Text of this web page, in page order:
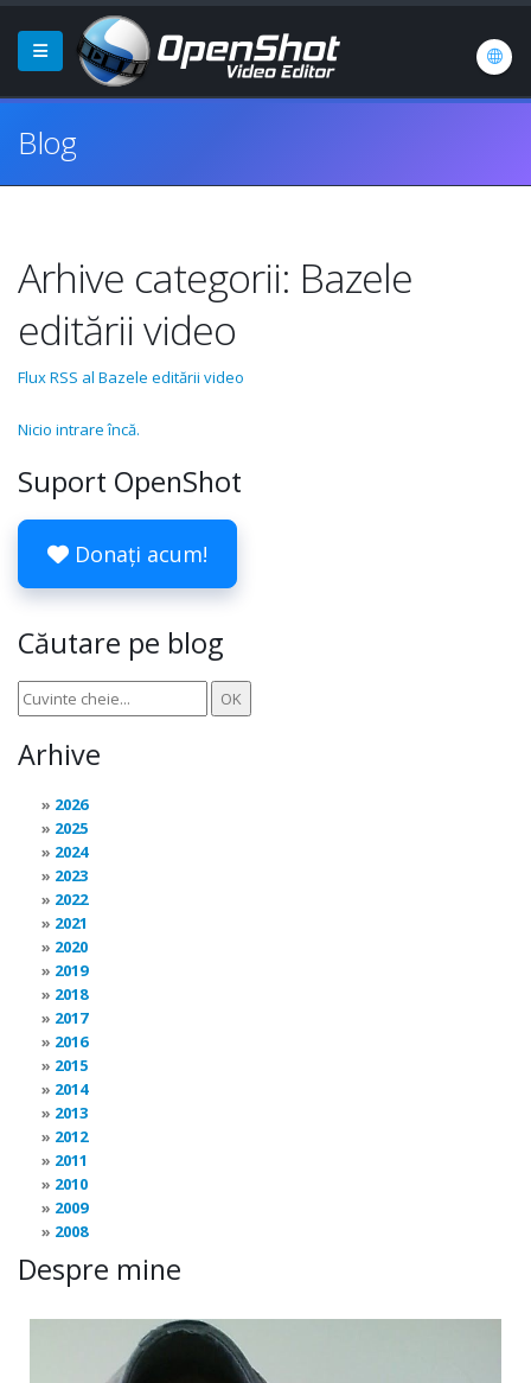
Blog
Arhive categorii: Bazele
editării video
Flux RSS al Bazele editării video
Nicio intrare încă.
Suport OpenShot
Donați acum!
Căutare pe blog
Arhive
2026
2025
2024
2023
2022
2021
2020
2019
2018
2017
2016
2015
2014
2013
2012
2011
2010
2009
2008
Despre mine